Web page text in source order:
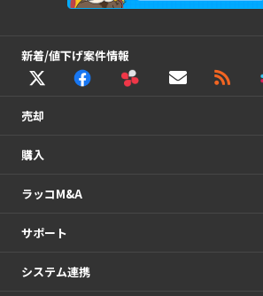
新着/値下げ案件情報
売却
購入
ラッコM&A
サポート
システム連携